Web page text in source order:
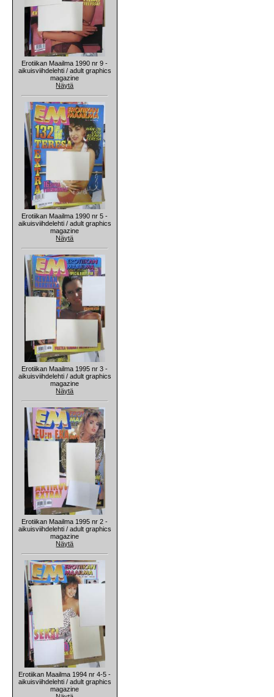
Erotiikan Maailma 1990 nr 9 -
aikuisviihdelehti / adult graphics
magazine
Näytä
Erotiikan Maailma 1990 nr 5 -
aikuisviihdelehti / adult graphics
magazine
Näytä
Erotiikan Maailma 1995 nr 3 -
aikuisviihdelehti / adult graphics
magazine
Näytä
Erotiikan Maailma 1995 nr 2 -
aikuisviihdelehti / adult graphics
magazine
Näytä
Erotiikan Maailma 1994 nr 4-5 -
aikuisviihdelehti / adult graphics
magazine